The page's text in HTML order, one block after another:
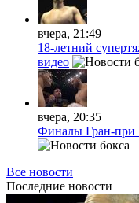
вчера, 21:49
18-летний
видео
вчера, 20:35
Финалы Гран-при
Все новости
Последние новости